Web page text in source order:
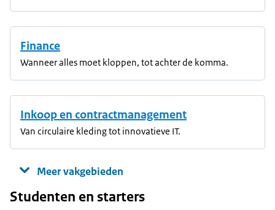
Finance
Wanneer alles moet kloppen, tot achter de komma.
Inkoop en contractmanagement
Van circulaire kleding tot innovatieve IT.
Meer vakgebieden
Studenten en starters